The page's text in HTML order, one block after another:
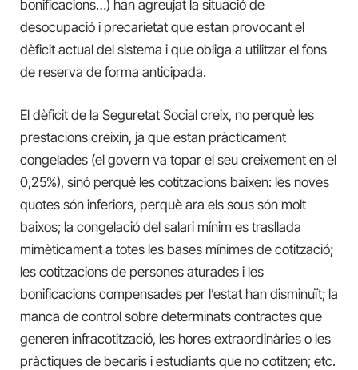
bonificacions…) han agreujat la situació de
desocupació i precarietat que estan provocant el
dèficit actual del sistema i que obliga a utilitzar el fons
de reserva de forma anticipada.
El dèficit de la Seguretat Social creix, no perquè les
prestacions creixin, ja que estan pràcticament
congelades (el govern va topar el seu creixement en el
0,25%), sinó perquè les cotitzacions baixen: les noves
quotes són inferiors, perquè ara els sous són molt
baixos; la congelació del salari mínim es trasllada
mimèticament a totes les bases mínimes de cotització;
les cotitzacions de persones aturades i les
bonificacions compensades per l’estat han disminuït; la
manca de control sobre determinats contractes que
generen infracotització, les hores extraordinàries o les
pràctiques de becaris i estudiants que no cotitzen; etc.